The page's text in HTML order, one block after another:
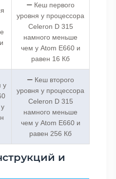
Кеш первого
уровня у процессора
Celeron D 315
намного меньше
чем у Atom E660 и
равен 16 Кб
у
Кеш второго
уровня у процессора
Celeron D 315
намного меньше
чем у Atom E660 и
равен 256 Кб
и